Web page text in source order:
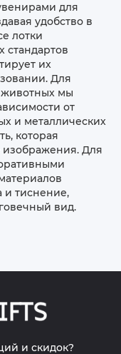
для
удобство в
лотки
стандартов
их
Для
животных мы
от
и металлических
которая
изображения. Для
и тиснение,
вид.
и скидок?